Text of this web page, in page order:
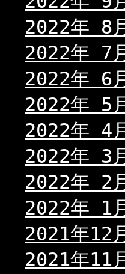
2022年 8
2022年 7
2022年 6
2022年 5
2022年 4
2022年 3
2022年 2
2022年 1
2021年12
2021年11